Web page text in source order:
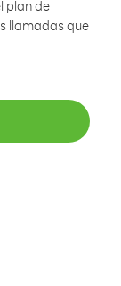
plan de
llamadas que